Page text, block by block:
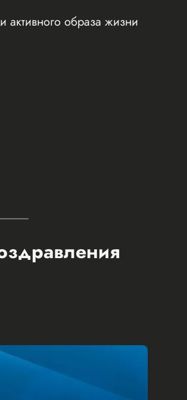
активного образа жизни